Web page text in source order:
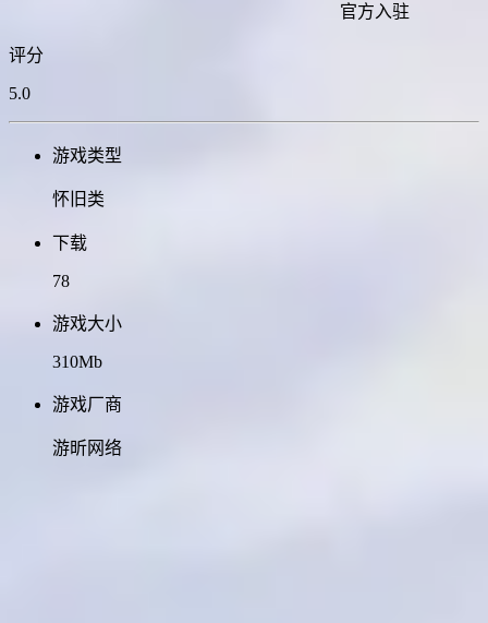
官方入驻
评分
5.0
游戏类型
怀旧类
下载
78
游戏大小
310Mb
游戏厂商
游昕网络